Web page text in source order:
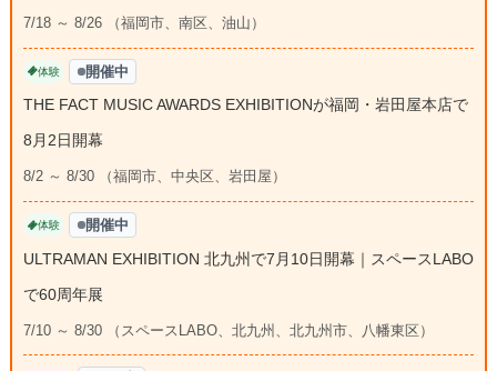
7/18 ～ 8/26 （福岡市、南区、油山）
体験 開催中
THE FACT MUSIC AWARDS EXHIBITIONが福岡・岩田屋本店で
8月2日開幕
8/2 ～ 8/30 （福岡市、中央区、岩田屋）
体験 開催中
ULTRAMAN EXHIBITION 北九州で7月10日開幕｜スペースLABO
で60周年展
7/10 ～ 8/30 （スペースLABO、北九州、北九州市、八幡東区）